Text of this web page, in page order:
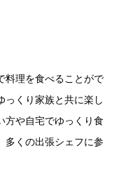
料理を食べることがで
っくり家族と共に楽し
方や自宅でゆっくり食
多くの出張シェフに参